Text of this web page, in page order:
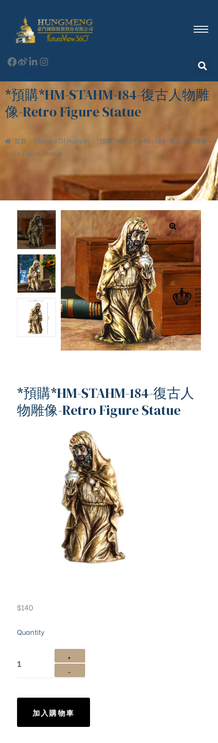
*預購*HM-STAHM-184-復古人物雕
像-Retro Figure Statue
首頁 Statues Of Human
*預購*HM-STAHM-184-復古人物雕像-
Retro Figure Statue
*預購*HM-STAHM-184-復古人
物雕像-Retro Figure Statue
$140
Quantity
加入購物車
含日本